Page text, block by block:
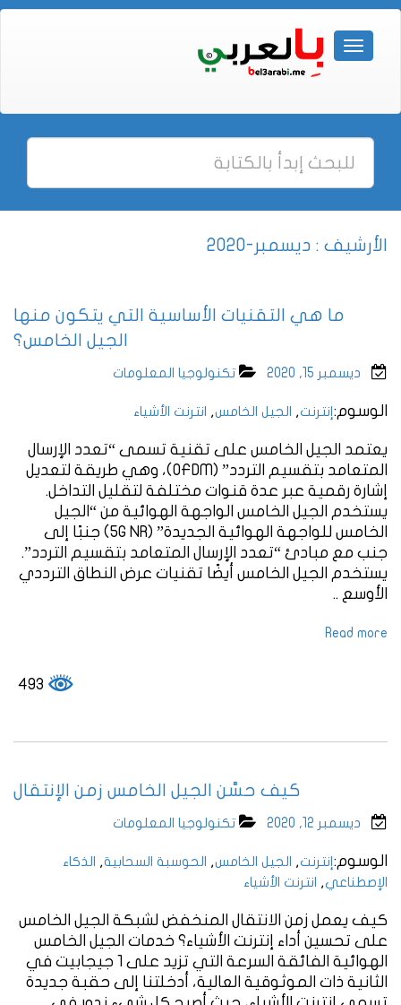
الأرشيف : ديسمبر-2020
ما هي التقنيات الأساسية التي يتكون منها
الجيل الخامس؟
ديسمبر 15, 2020 تكنولوجيا المعلومات
الوسوم: إنترنت, الجيل الخامس, انترنت الأشياء
يعتمد الجيل الخامس على تقنية تسمى “تعدد الإرسال
المتعامد بتقسيم التردد” (OFDM)، وهي طريقة لتعديل
إشارة رقمية عبر عدة قنوات مختلفة لتقليل التداخل.
يستخدم الجيل الخامس الواجهة الهوائية من “الجيل
الخامس للواجهة الهوائية الجديدة” (5G NR) جنبًا إلى
جنب مع مبادئ “تعدد الإرسال المتعامد بتقسيم التردد”.
يستخدم الجيل الخامس أيضًا تقنيات عرض النطاق الترددي
الأوسع ..
Read more
كيف حسَّن الجيل الخامس زمن الإنتقال
ديسمبر 12, 2020 تكنولوجيا المعلومات
الوسوم: إنترنت, الجيل الخامس, الحوسبة السحابية,
الذكاء
الإصطناعي, انترنت الأشياء
كيف يعمل زمن الانتقال المنخفض لشبكة الجيل الخامس
على تحسين أداء إنترنت الأشياء؟ خدمات الجيل الخامس
الهوائية الفائقة السرعة التي تزيد على 1 جيجابيت في
الثانية ذات الموثوقية العالية، أدخلتنا إلى حقبة جديدة